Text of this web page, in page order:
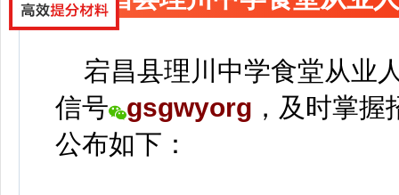
宕昌县理川中学食堂从业
信号
gsgwyorg ， 及时掌握
公布如下：